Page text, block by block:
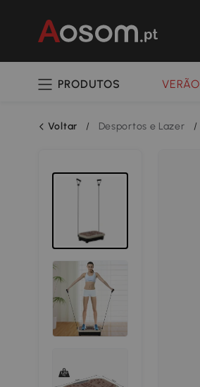
PRODUTOS VERÃO
Voltar / Desportos e Lazer /